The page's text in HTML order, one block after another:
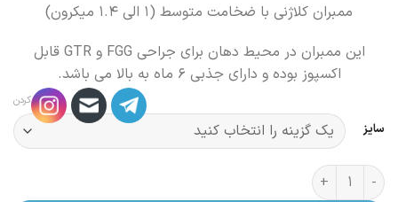
ممبران کلاژنی با ضخامت متوسط (1 الی 1.4 میکرون)
این ممبران در محیط دهان برای جراحی FGG و GTR قابل
اکسپوز بوده و دارای جذبی 6 ماه به بالا می باشد.
سایز
پاک کردن
ممبران همانندساز بافت کیش (1 - 1.4 میل) عدد